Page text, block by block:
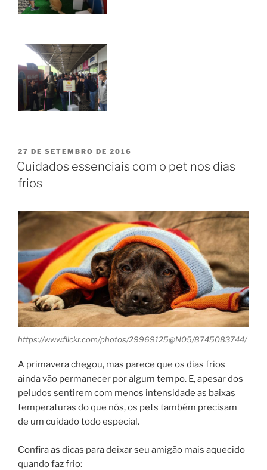
27 DE SETEMBRO DE 2016
Cuidados essenciais com o pet nos dias
frios
https://www.flickr.com/photos/29969125@N05/8745083744/
A primavera chegou, mas parece que os dias frios
ainda vão permanecer por algum tempo. E, apesar dos
peludos sentirem com menos intensidade as baixas
temperaturas do que nós, os pets também precisam
de um cuidado todo especial.
Confira as dicas para deixar seu amigão mais aquecido
quando faz frio: